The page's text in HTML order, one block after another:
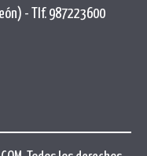
- Tlf. 987223600